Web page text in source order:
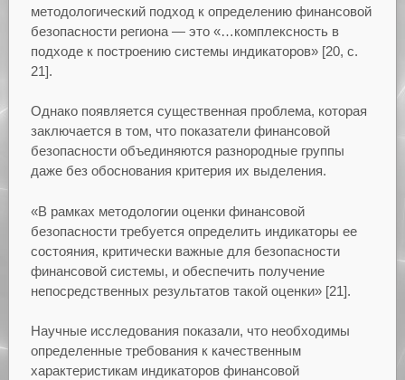
методологический подход к определению финансовой
безопасности региона — это «…комплексность в
подходе к построению системы индикаторов» [20, с.
21].
Однако появляется существенная проблема, которая
заключается в том, что показатели финансовой
безопасности объединяются разнородные группы
даже без обоснования критерия их выделения.
«В рамках методологии оценки финансовой
безопасности требуется определить индикаторы ее
состояния, критически важные для безопасности
финансовой системы, и обеспечить получение
непосредственных результатов такой оценки» [21].
Научные исследования показали, что необходимы
определенные требования к качественным
характеристикам индикаторов финансовой